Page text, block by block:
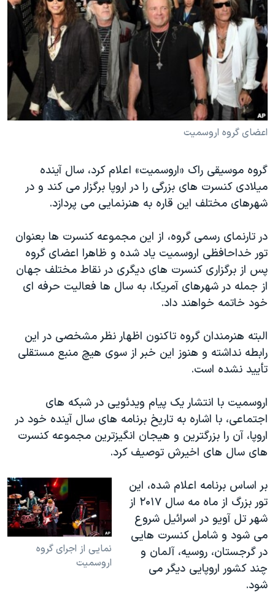
فرهنگ و زندگی
حقوق شهروندی
اقتصادی
علم و فناوری
اسرائیل در جنگ
گالری عکس
مستندها
انتخابات ریاست جمهوری آمریکا ۲۰۲۴
حمله جمهوری اسلامی به اسرائیل
رمز مهسا
ورزش زنان در ایران
اعتراضات زن، زندگی، آزادی
تریبونال مردمی آبان ۹۸
دادگاه حمید نوری
چهل سال گروگان‌گیری
قانون شفافیت دارائی کادر رهبری ایران
اعتراضات مردمی آبان ۹۸
اسرائیل در جنگ
نرگس محمدی برنده جایزه نوبل صلح
صفحه‌های ویژه
سفر پرزیدنت ترامپ به چین
دنبال کنید
زبانهای مختلف
اعضای گروه اروسمیت
گروه موسیقی راک «اروسمیت» اعلام کرد، سال آینده
میلادی کنسرت های بزرگی را در اروپا برگزار می کند و در
شهرهای مختلف این قاره به هنرنمایی می پردازد.
در تارنمای رسمی گروه، از این مجموعه کنسرت ها بعنوان
تور خداحافظی اروسمیت یاد شده و ظاهرا اعضای گروه
پس از برگزاری کنسرت های دیگری در نقاط مختلف جهان
از جمله در شهرهای آمریکا، به سال ها فعالیت حرفه ای
خود خاتمه خواهند داد.
البته هنرمندان گروه تاکنون اظهار نظر مشخصی در این
رابطه نداشته و هنوز این خبر از سوی هیچ منبع مستقلی
تأیید نشده است.
اروسمیت با انتشار یک پیام ویدئویی در شبکه های
اجتماعی، با اشاره به تاریخ برنامه های سال آینده خود در
اروپا، آن را بزرگترین و هیجان انگیزترین مجموعه کنسرت
های سال های اخیرش توصیف کرد.
نمایی از اجرای گروه
اروسمیت
بر اساس برنامه اعلام شده، این
تور بزرگ از ماه مه سال ۲۰۱۷ از
شهر تل آویو در اسرائیل شروع
می شود و شامل کنسرت هایی
در گرجستان، روسیه، آلمان و
چند کشور اروپایی دیگر می
شود.